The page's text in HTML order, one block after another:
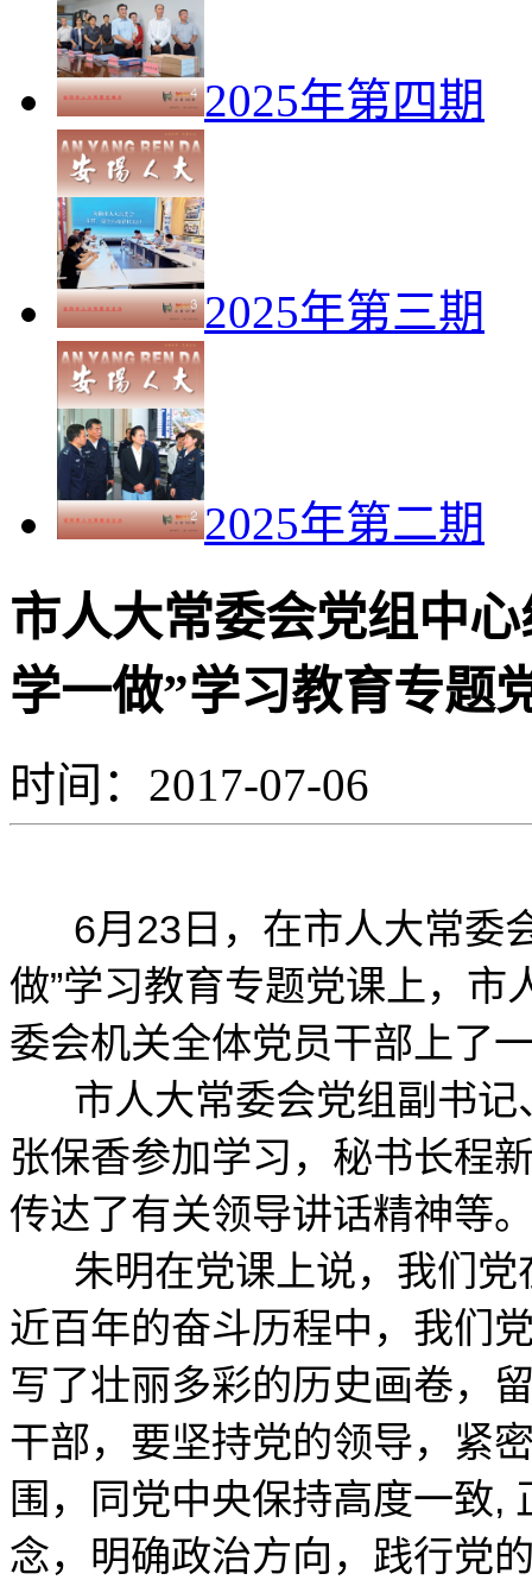
2025年第四期
2025年第三期
2025年第二期
市人大常委会党组中
学一做”学习教育专题
时间：2017-07-06
6月23日，在市人大常委
做”学习教育专题党课上，
委会机关全体党员干部上了
市人大常委会党组副书记
张保香参加学习，秘书长程
传达了有关领导讲话精神等
朱明在党课上说，我们党
近百年的奋斗历程中，我们
写了壮丽多彩的历史画卷，
干部，要坚持党的领导，紧
围，同党中央保持高度一致,
念，明确政治方向，践行党